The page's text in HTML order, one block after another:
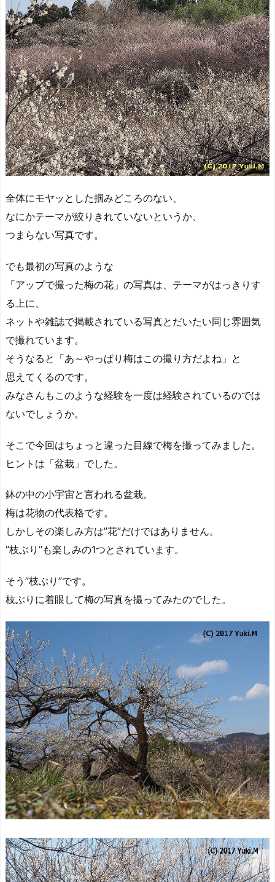
全体にモヤッとした掴みどころのない、
なにかテーマが絞りきれていないというか、
つまらない写真です。
でも最初の写真のような
「アップで撮った梅の花」の写真は、テーマがはっきりす
る上に、
ネットや雑誌で掲載されている写真とだいたい同じ雰囲気
で撮れています。
そうなると「あ～やっぱり梅はこの撮り方だよね」と
思えてくるのです。
みなさんもこのような経験を一度は経験されているのでは
ないでしょうか。
そこで今回はちょっと違った目線で梅を撮ってみました。
ヒントは「盆栽」でした。
鉢の中の小宇宙と言われる盆栽。
梅は花物の代表格です。
しかしその楽しみ方は”花”だけではありません。
”枝ぶり”も楽しみの1つとされています。
そう”枝ぶり”です。
枝ぶりに着眼して梅の写真を撮ってみたのでした。